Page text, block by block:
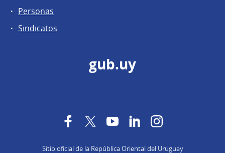
Personas
Sindicatos
gub.uy
FacebookTwitterYouTubeLinkedInInstagram
Sitio oficial de la República Oriental del Uruguay